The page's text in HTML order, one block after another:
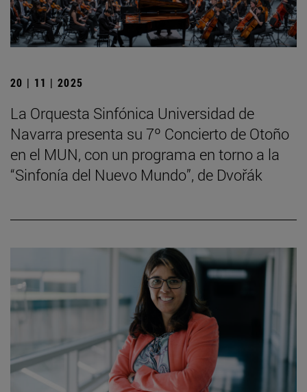
20 | 11 | 2025
La Orquesta Sinfónica Universidad de
Navarra presenta su 7º Concierto de Otoño
en el MUN, con un programa en torno a la
“Sinfonía del Nuevo Mundo”, de Dvořák